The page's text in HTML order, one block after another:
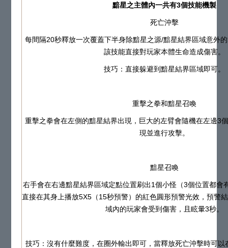
黯星之主體內一共有3個技能機製
死亡沖擊
每間隔20秒釋放一次覆蓋下半身除黯星之源/黯星結界區域意外
該技能直接對玩家本體生命造成傷害。
技巧：直接躲避到黯星結界區域即可。
重擊之拳和黯星召喚
重擊之拳會在左側的黯星結界出現，巨大的左臂會隨機在左邊3
現並進行攻擊。
黯星召喚
右手會在右邊黯星結界區域定點位置刷出1個小怪（3個位置都會
直接在其身上播放5X5（15秒預警）的紅色圓形預警光效，預警
域內的玩家會受到傷害，且眩暈3秒。
技巧：沒有什麼難度，在圈外輸出即可，當釋放死亡沖擊時可以